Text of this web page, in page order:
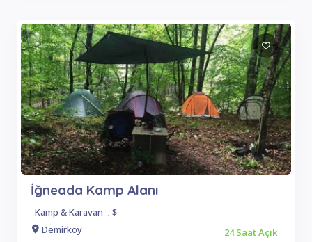
İğneada Kamp Alanı
Kamp & Karavan . $
Demirköy
24 Saat Açık